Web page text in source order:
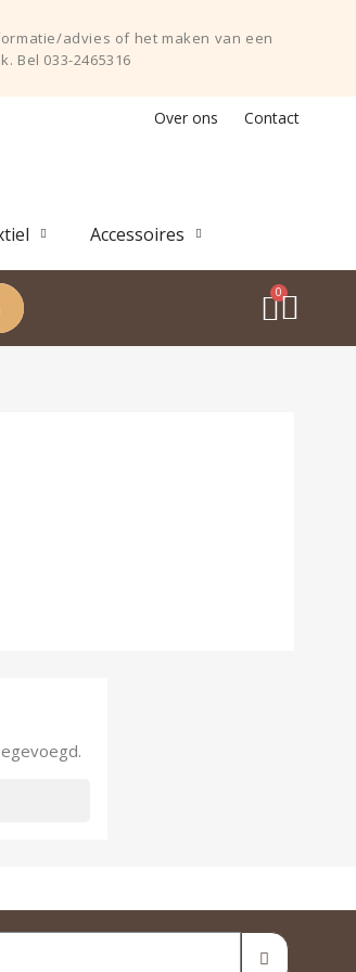
advies of het maken van een
Bel 033-2465316
Over ons Contact
Accessoires